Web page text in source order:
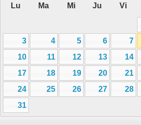
Lu Ma Mi Ju Vi
3
4 5 6 7
10
11 12 13 14
17
18 19 20 21
24
25 26 27 28
31